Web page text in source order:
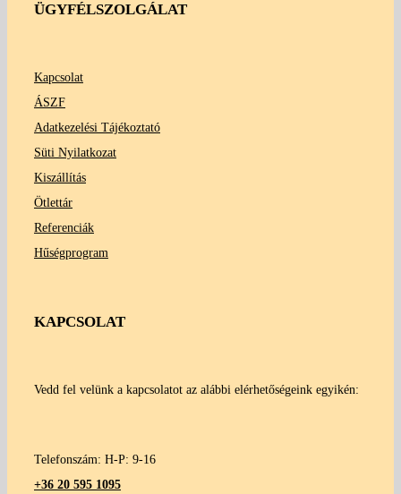
ÜGYFÉLSZOLGÁLAT
Kapcsolat
ÁSZF
Adatkezelési Tájékoztató
Süti Nyilatkozat
Kiszállítás
Ötlettár
Referenciák
Hűségprogram
KAPCSOLAT
Vedd fel velünk a kapcsolatot az alábbi elérhetőségeink egyikén:
Telefonszám: H-P: 9-16
+36 20 595 1095